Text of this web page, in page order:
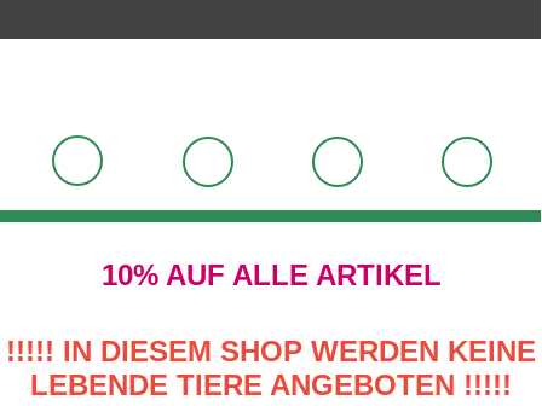
10% AUF ALLE ARTIKEL
!!!!! IN DIESEM SHOP WERDEN KEINE
LEBENDE TIERE ANGEBOTEN !!!!!